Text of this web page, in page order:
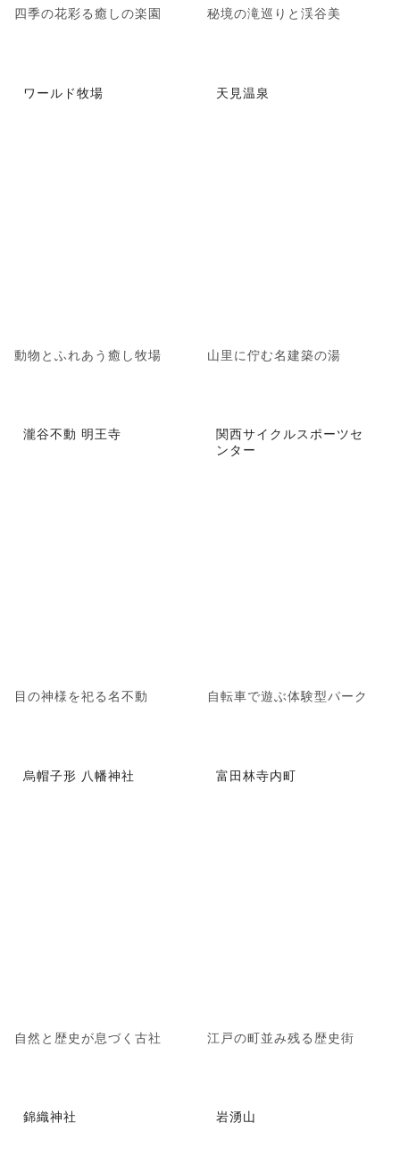
四季の花彩る癒しの楽園 秘境の滝巡りと渓谷美
ワールド牧場
動物とふれあう癒し牧場
天見温泉
山里に佇む名建築の湯
瀧谷不動 明王寺
目の神様を祀る名不動
関西サイクルスポーツセ
ンター
自転車で遊ぶ体験型パーク
烏帽子形 八幡神社
自然と歴史が息づく古社
富田林寺内町
江戸の町並み残る歴史街
錦織神社 岩湧山